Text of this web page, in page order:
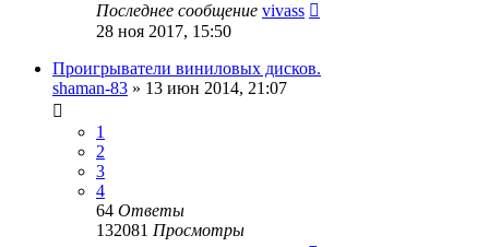
Последнее сообщение vivass
28 ноя 2017, 15:50
Проигрыватели виниловых дисков.
shaman-83 » 13 июн 2014, 21:07
1
2
3
4
64 Ответы
132081 Просмотры